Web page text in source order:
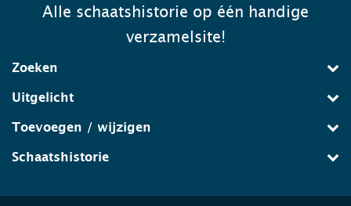
Alle schaatshistorie op één handige
verzamelsite!
Zoeken
Uitgelicht
Toevoegen / wijzigen
Schaatshistorie